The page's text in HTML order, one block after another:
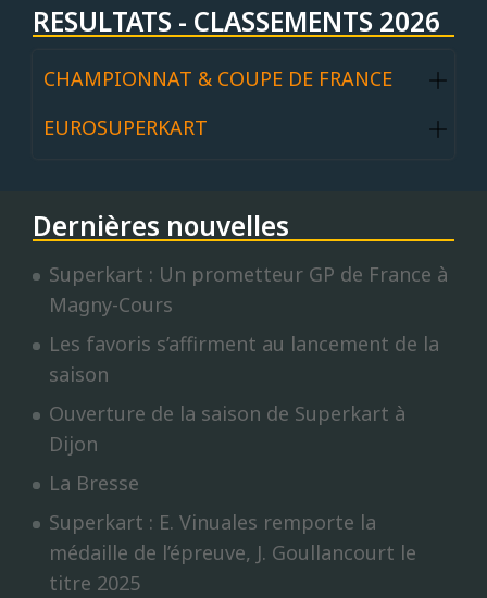
RESULTATS - CLASSEMENTS 2026
CHAMPIONNAT & COUPE DE FRANCE
EUROSUPERKART
Dernières nouvelles
Superkart : Un prometteur GP de France à
Magny-Cours
Les favoris s’affirment au lancement de la
saison
Ouverture de la saison de Superkart à
Dijon
La Bresse
Superkart : E. Vinuales remporte la
médaille de l’épreuve, J. Goullancourt le
titre 2025